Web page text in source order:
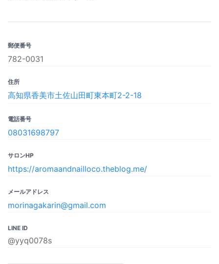
郵便番号
782-0031
住所
高知県香美市土佐山田町東本町2-2-18
電話番号
08031698797
サロンHP
https://aromaandnailloco.theblog.me/
メールアドレス
morinagakarin@gmail.com
LINE ID
@yyq0078s